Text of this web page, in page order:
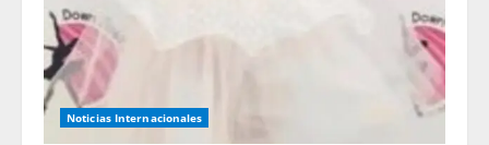
i
n Noticias Internacionales